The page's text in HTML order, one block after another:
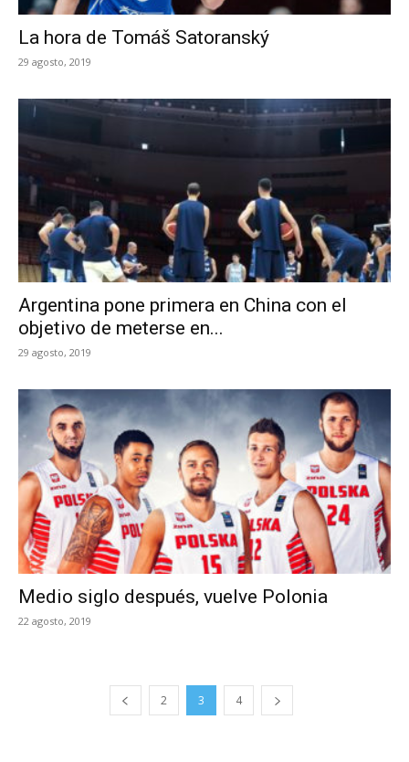
La hora de Tomáš Satoranský
29 agosto, 2019
Argentina pone primera en China con el
objetivo de meterse en...
29 agosto, 2019
Medio siglo después, vuelve Polonia
22 agosto, 2019
2 3 4